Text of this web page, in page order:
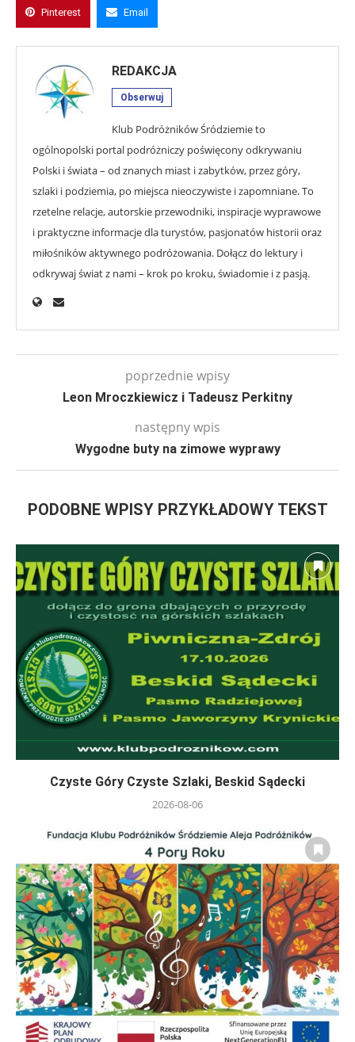
Pinterest Email
REDAKCJA
Obserwuj
Klub Podróżników Śródziemie to
ogólnopolski portal podróżniczy poświęcony odkrywaniu
Polski i świata – od znanych miast i zabytków, przez góry,
szlaki i podziemia, po miejsca nieoczywiste i zapomniane. To
rzetelne relacje, autorskie przewodniki, inspiracje wyprawowe
i praktyczne informacje dla turystów, pasjonatów historii oraz
miłośników aktywnego podróżowania. Dołącz do lektury i
odkrywaj świat z nami – krok po kroku, świadomie i z pasją.
poprzednie wpisy
Leon Mroczkiewicz i Tadeusz Perkitny
następny wpis
Wygodne buty na zimowe wyprawy
PODOBNE WPISY PRZYKŁADOWY TEKST
Czyste Góry Czyste Szlaki, Beskid Sądecki
2026-08-06